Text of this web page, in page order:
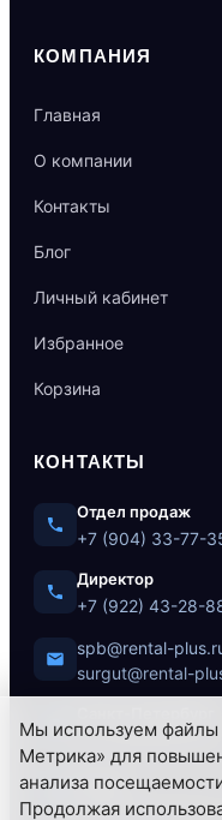
КОМПАНИЯ
Главная
О компании
Контакты
Блог
Личный кабинет
Избранное
Корзина
КОНТАКТЫ
Отдел продаж
+7 (904) 33-77-
Директор
+7 (922) 43-28-
spb@rental-
surgut@rental-
ул. Литовская, 10
Сургут
Нефтеюганское
Мы используем файлы
Метрика» для
анализа
Продолжая